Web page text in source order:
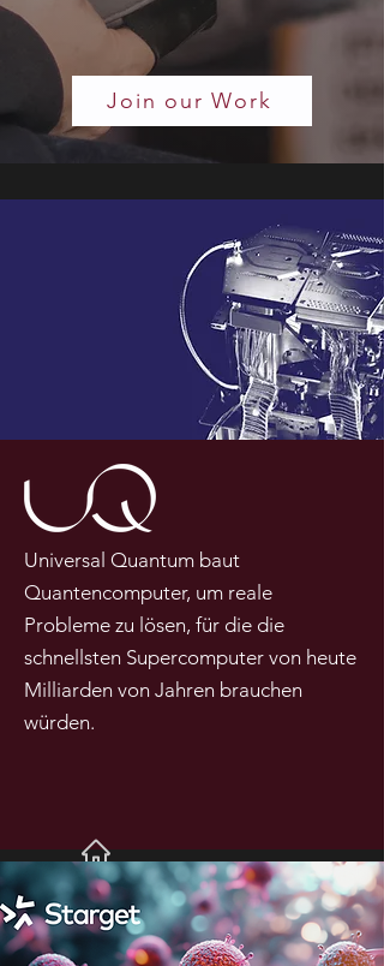
Join our Work
Universal Quantum baut
Quantencomputer, um reale
Probleme zu lösen, für die die
schnellsten Supercomputer von heute
Milliarden von Jahren brauchen
würden.